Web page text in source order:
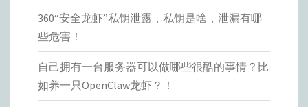
360“安全龙虾”私钥泄露，私钥是啥，泄漏有哪
些危害！
自己拥有一台服务器可以做哪些很酷的事情？比
如养一只OpenClaw龙虾？！